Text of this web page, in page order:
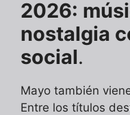
2026:
nostalgia
social.
Mayo también
Entre los títulos